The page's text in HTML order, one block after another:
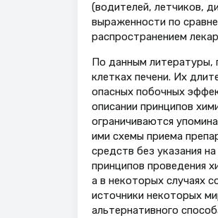
(водителей, летчиков,
выраженности по
распространением
По данным литературы,
клетках печени. Их
опасных побочных
описании принципов
ограничиваются
ими схемы приема
средств без указания
принципов проведения
а в некоторых случаях
источники некоторых
альтернативного